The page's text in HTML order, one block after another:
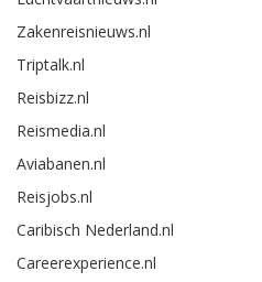
Zakenreisnieuws.nl
Triptalk.nl
Reisbizz.nl
Reismedia.nl
Aviabanen.nl
Reisjobs.nl
Caribisch Nederland.nl
Careerexperience.nl